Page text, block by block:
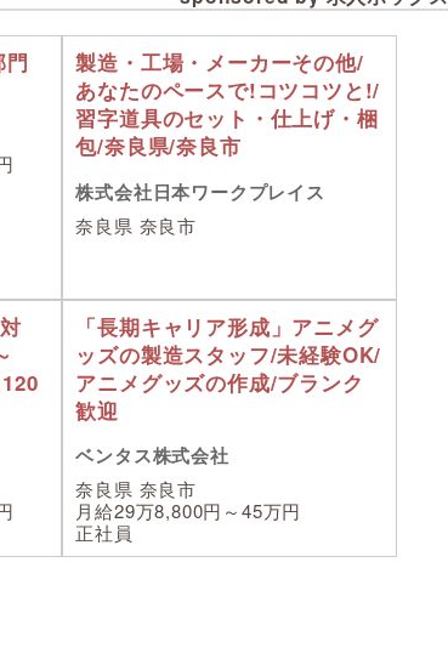
門
製造・工場・メーカーその他/
あなたのペースで!コツコツと!/
習字道具のセット・仕上げ・梱
包/奈良県/奈良市
株式会社日本ワークプレイス
奈良県 奈良市
「長期キャリア形成」アニメグ
ッズの製造スタッフ/未経験OK/
アニメグッズの作成/ブランク
歓迎
ベンタス株式会社
奈良県 奈良市
月給29万8,800円～45万円
正社員